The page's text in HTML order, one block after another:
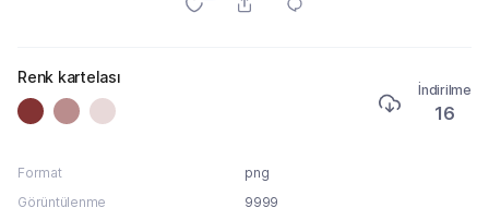
Renk kartelası
İndirilme
16
Format
png
Görüntülenme
9999